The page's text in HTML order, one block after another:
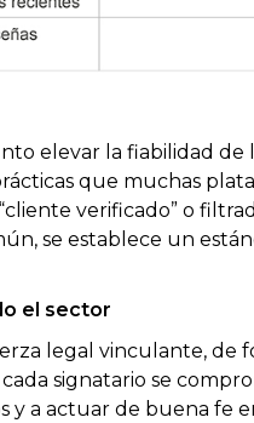
elevar la fiabilidad de
que muchas
verificado” o
se establece un
el sector
legal vinculante, de
signatario se
y a actuar de buena fe